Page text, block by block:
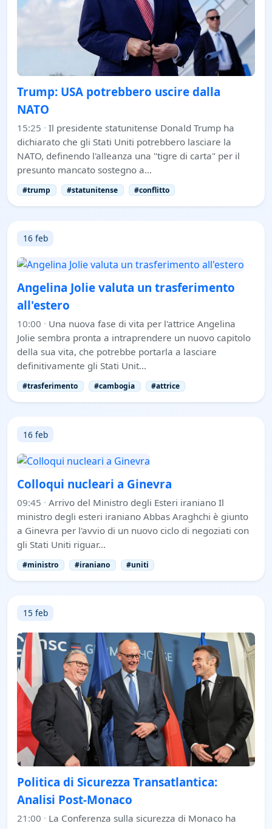
Trump: USA potrebbero uscire dalla
NATO
15:25 · Il presidente statunitense Donald Trump ha
dichiarato che gli Stati Uniti potrebbero lasciare la
NATO, definendo l'alleanza una "tigre di carta" per il
presunto mancato sostegno a…
#trump #statunitense #conflitto
16 feb
Angelina Jolie valuta un trasferimento
all'estero
10:00 · Una nuova fase di vita per l'attrice Angelina
Jolie sembra pronta a intraprendere un nuovo capitolo
della sua vita, che potrebbe portarla a lasciare
definitivamente gli Stati Unit…
#trasferimento #cambogia #attrice
16 feb
Colloqui nucleari a Ginevra
09:45 · Arrivo del Ministro degli Esteri iraniano Il
ministro degli esteri iraniano Abbas Araghchi è giunto
a Ginevra per l'avvio di un nuovo ciclo di negoziati con
gli Stati Uniti riguar…
#ministro #iraniano #uniti
15 feb
Politica di Sicurezza Transatlantica:
Analisi Post-Monaco
21:00 · La Conferenza sulla sicurezza di Monaco ha